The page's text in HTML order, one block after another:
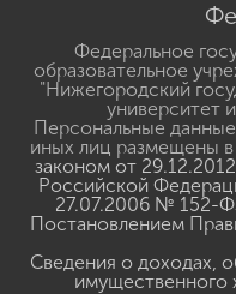
Федеральное
образовательное
"Нижегородский
университет
Персональные
иных лиц размещены в
законом от
Российской
27.07.2006 № 152-
Постановлением
Сведения о доходах,
имущественного